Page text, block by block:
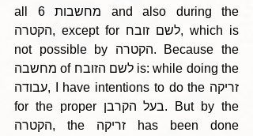
all 6 מחשבות and also during the
הקטרה, except for לשם זובח, which is
not possible by הקטרה. Because the
מחשבה of לשם הזובח is: while doing the
עבודה, I have intentions to do the זריקה
for the proper בעל הקרבן. But by the
הקטרה, the זריקה has been done